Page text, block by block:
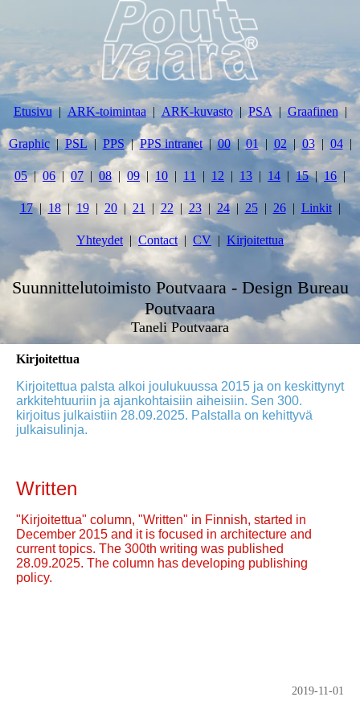
Etusivu ARK-toimintaa ARK-kuvasto PSA Graafinen
Graphic PSL PPS PPS intranet 00 01 02 03 04
05 06 07 08 09 10 11 12 13 14 15 16
17 18 19 20 21 22 23 24 25 26 Linkit
Yhteydet Contact CV Kirjoitettua
Suunnittelutoimisto Poutvaara - Design Bureau
Poutvaara
Taneli Poutvaara
Kirjoitettua
Kirjoitettua palsta alkoi joulukuussa 2015 ja on keskittynyt
arkkitehtuuriin ja ajankohtaisiin aiheisiin. Sen 300.
kirjoitus julkaistiin 28.09.2025. Palstalla on kehittyvä
julkaisulinja.
Written
"Kirjoitettua" column, "Written" in Finnish, started in
December 2015 and it is focused in architecture and
current topics. The 300th writing was published
28.09.2025. The column has developing publishing
policy.
2019-11-01